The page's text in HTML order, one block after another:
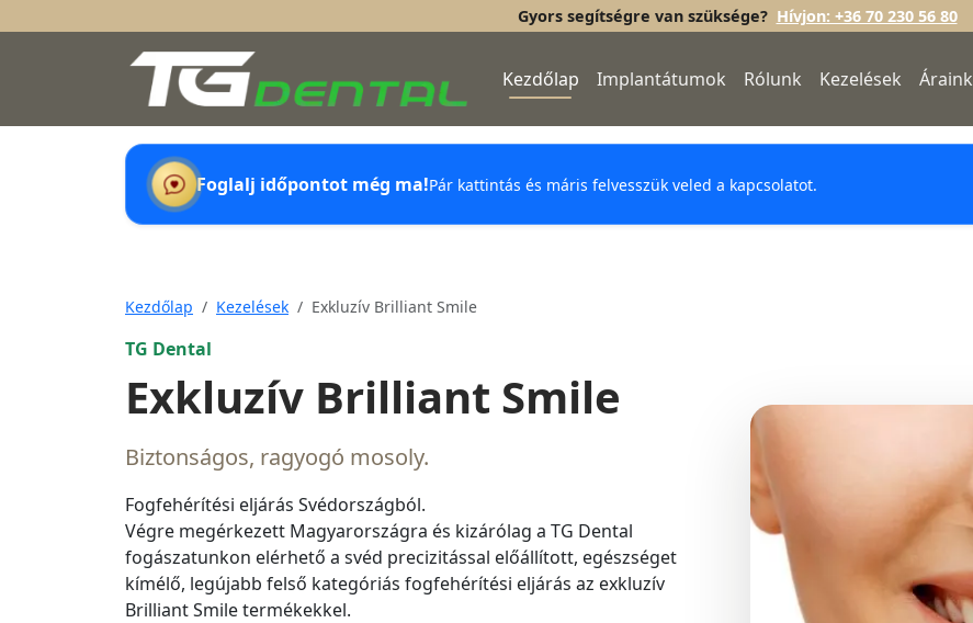
Gyors segítségre van szüksége? Hívjon: +36 70 230 56 80
Kezdőlap Implantátumok Rólunk Kezelések Áraink
Foglalj időpontot még ma!Pár kattintás és máris felvesszük veled a kapcsolatot.
Kezdőlap Kezelések Exkluzív Brilliant Smile
TG Dental
Exkluzív Brilliant Smile
Biztonságos, ragyogó mosoly.
Fogfehérítési eljárás Svédországból.
Végre megérkezett Magyarországra és kizárólag a TG Dental
fogászatunkon elérhető a svéd precizitással előállított, egészséget
kímélő, legújabb felső kategóriás fogfehérítési eljárás az exkluzív
Brilliant Smile termékekkel.